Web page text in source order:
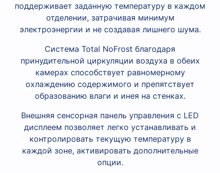
поддерживает заданную температуру в каждом
отделении, затрачивая минимум
электроэнергии и не создавая лишнего шума.
Система Total NoFrost благодаря
принудительной циркуляции воздуха в обеих
камерах способствует равномерному
охлаждению содержимого и препятствует
образованию влаги и инея на стенках.
Внешняя сенсорная панель управления с LED
дисплеем позволяет легко устанавливать и
контролировать текущую температуру в
каждой зоне, активировать дополнительные
опции.